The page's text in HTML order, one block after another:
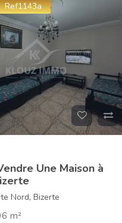
Ref1143a
Une Maison à
Nord, Bizerte
m²